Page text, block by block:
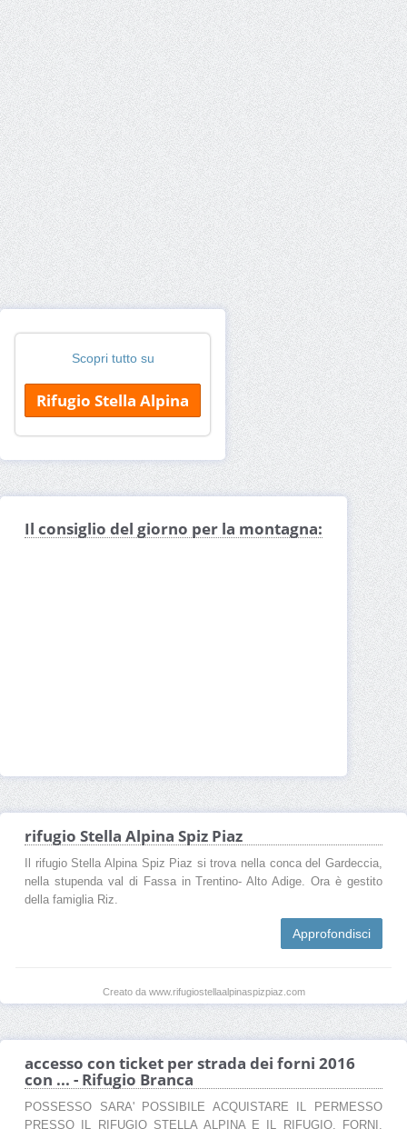
Scopri tutto su
Rifugio Stella Alpina
Il consiglio del giorno per la montagna:
rifugio Stella Alpina Spiz Piaz
Il rifugio Stella Alpina Spiz Piaz si trova nella conca del Gardeccia,
nella stupenda val di Fassa in Trentino- Alto Adige. Ora è gestito
della famiglia Riz.
Approfondisci
Creato da www.rifugiostellaalpinaspizpiaz.com
accesso con ticket per strada dei forni 2016
con ... - Rifugio Branca
POSSESSO SARA' POSSIBILE ACQUISTARE IL PERMESSO
PRESSO IL RIFUGIO STELLA ALPINA E IL RIFUGIO. FORNI.